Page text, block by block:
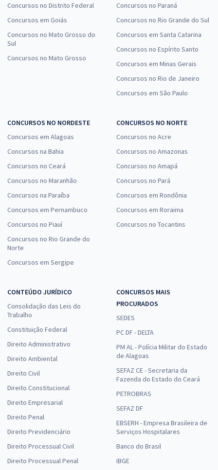
Concursos no Distrito Federal
Concursos em Goiás
Concursos no Mato Grosso do
Sul
Concursos no Mato Grosso
Concursos no Paraná
Concursos no Rio Grande do Sul
Concursos em Santa Catarina
Concursos no Espírito Santo
Concursos em Minas Gerais
Concursos no Rio de Janeiro
Concursos em São Paulo
CONCURSOS NO NORDESTE
Concursos em Alagoas
Concursos na Bahia
Concursos no Ceará
Concursos no Maranhão
Concursos na Paraíba
Concursos em Pernambuco
Concursos no Piauí
Concursos no Rio Grande do
Norte
Concursos em Sergipe
CONCURSOS NO NORTE
Concursos no Acre
Concursos no Amazonas
Concursos no Amapá
Concursos no Pará
Concursos em Rondônia
Concursos em Roraima
Concursos no Tocantins
CONTEÚDO JURÍDICO
Consolidação das Leis do
Trabalho
Constituição Federal
Direito Administrativo
Direito Ambiental
Direito Civil
Direito Constitucional
Direito Empresarial
Direito Penal
Direito Previdenciário
Direito Processual Civil
Direito Processual Penal
CONCURSOS MAIS
PROCURADOS
SEDES
PC DF - DELTA
PM AL - Polícia Militar do Estado
de Alagoas
SEFAZ CE - Secretaria da
Fazenda do Estado do Ceará
PETROBRAS
SEFAZ DF
EBSERH - Empresa Brasileira de
Serviços Hospitalares
Banco do Brasil
IBGE